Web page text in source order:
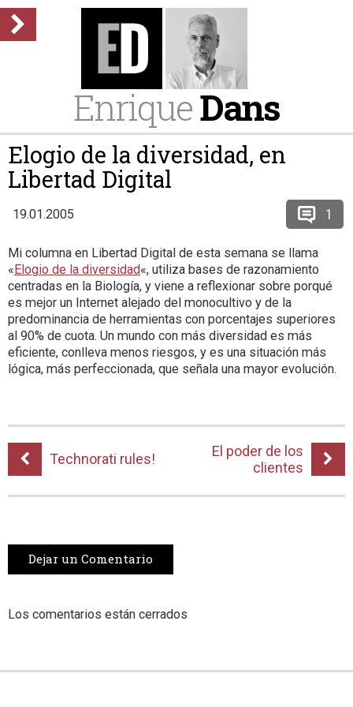
EnriqueDans
Elogio de la diversidad, en
Libertad Digital
19.01.2005 1
Mi columna en Libertad Digital de esta semana se llama
«Elogio de la diversidad«, utiliza bases de razonamiento
centradas en la Biología, y viene a reflexionar sobre porqué
es mejor un Internet alejado del monocultivo y de la
predominancia de herramientas con porcentajes superiores
al 90% de cuota. Un mundo con más diversidad es más
eficiente, conlleva menos riesgos, y es una situación más
lógica, más perfeccionada, que señala una mayor evolución.
Technorati rules!
El poder de los
clientes
Dejar un Comentario
Los comentarios están cerrados